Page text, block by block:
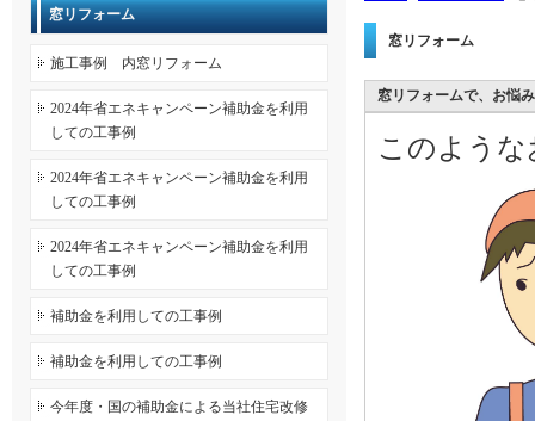
窓リフォーム
窓リフォームで、お悩
このよう
窓リフォーム
施工事例 内窓リフォーム
2024年省エネキャンペーン補助金を利用
しての工事例
2024年省エネキャンペーン補助金を利用
しての工事例
2024年省エネキャンペーン補助金を利用
しての工事例
補助金を利用しての工事例
補助金を利用しての工事例
今年度・国の補助金による当社住宅改修